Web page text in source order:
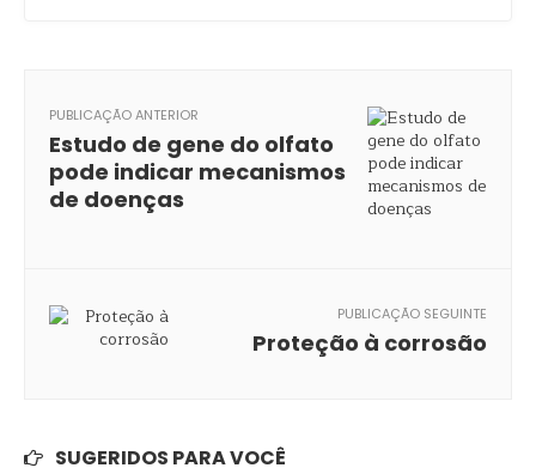
PUBLICAÇÃO ANTERIOR
Estudo de gene do olfato
pode indicar mecanismos
de doenças
PUBLICAÇÃO SEGUINTE
Proteção à corrosão
SUGERIDOS PARA VOCÊ